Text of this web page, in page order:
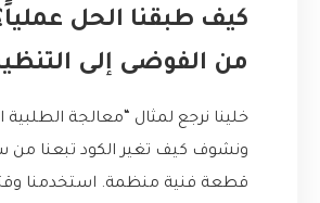
كيف طبقنا الحل
من الفوضى إلى
خلينا نرجع لمثال “معالجة الطلبية
ونشوف كيف تغير الكود تبعنا من
قطعة فنية منظمة. استخدمنا